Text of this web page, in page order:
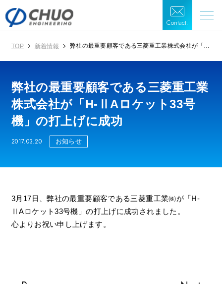
Contact.
TOP 新着情報
弊社の最重要顧客である三菱重工業株式会社が「H-
弊社の最重要顧客である三菱重工業
株式会社が「H-ⅡAロケット33号
機」の打上げに成功
2017.03.20 お知らせ
3月17日、弊社の最重要顧客である三菱重工業㈱が「H-
ⅡAロケット33号機」の打上げに成功されました。
心よりお祝い申し上げます。